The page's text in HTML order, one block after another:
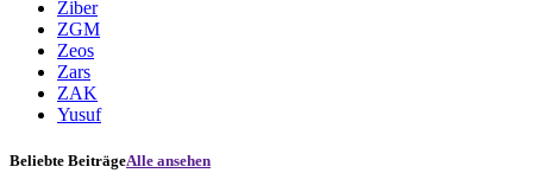
Ziber
ZGM
Zeos
Zars
ZAK
Yusuf
Beliebte BeiträgeAlle ansehen